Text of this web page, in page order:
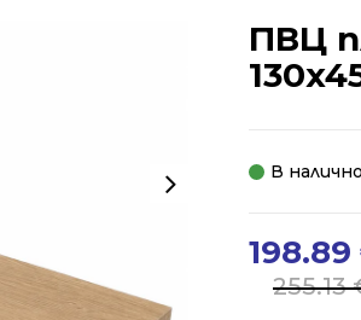
ПВЦ
В
255.13
Original
price
198.89
Current
price